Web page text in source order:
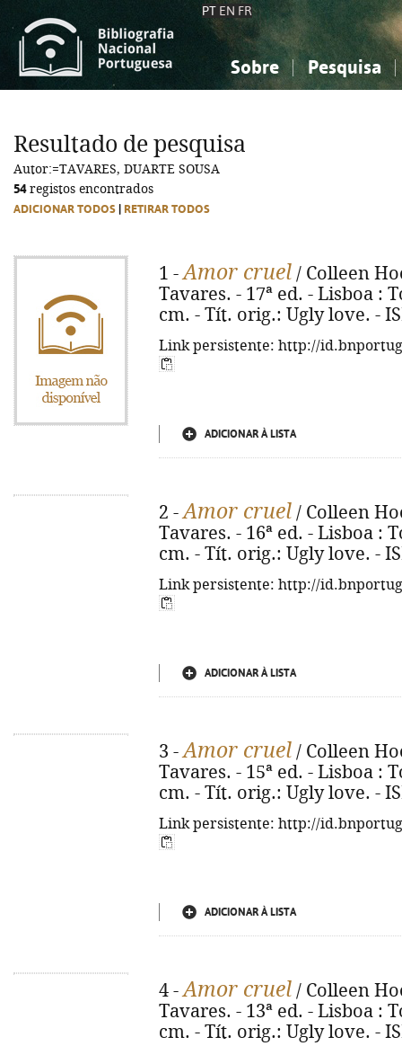
PT EN FR
Sobre Pesquisa
Ciências sociais...
Ciências sociais...
Resultado de pesquisa
Autor:=TAVARES, DUARTE SOUSA
54registos encontrados
ADICIONAR TODOS RETIRAR TODOS
1 -Amor cruel / Colleen
Tavares. - 17ª ed. - Lisboa :
cm. - Tít. orig.: Ugly love. -
Link persistente: http://
ADICIONAR À LISTA
2 -Amor cruel / Colleen
Tavares. - 16ª ed. - Lisboa :
cm. - Tít. orig.: Ugly love. -
Link persistente: http://
ADICIONAR À LISTA
3 -Amor cruel / Colleen
Tavares. - 15ª ed. - Lisboa :
cm. - Tít. orig.: Ugly love. -
Link persistente: http://
ADICIONAR À LISTA
4 -Amor cruel / Colleen
Tavares. - 13ª ed. - Lisboa :
cm. - Tít. orig.: Ugly love. -